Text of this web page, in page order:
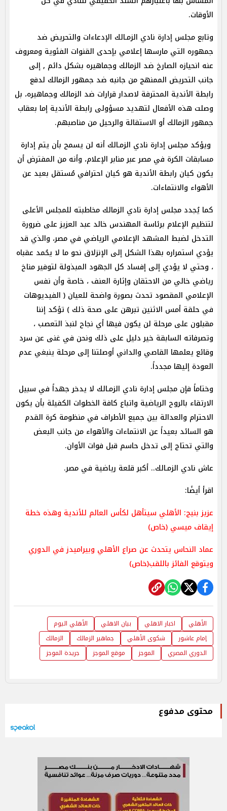
الأوقات.
وتابع مجلس إدارة نادي الزمـالك الإدعاءات والتحريض ضد
جمهوره التي مارسها إعلامي بإحدى القنوات الفئوية ومعروف
عنه انحيازه الصارخ ضد الزمالك وجماهيره بشكل دائم , إلى
جانب التحريض الممنهج من جانبه ضد جمهور الزمالك لدفع
رابطة الأندية المحترفة لاصدار قرارات ضد الزمالك وجماهيره، بل
وصلت هذه الأفعال لتهديد مسؤولى رابطة الأندية إما بعقاب
جمهور الزمالك أو الاستقالة والرحيل من مناصبهم.
ويؤكد مجلس إدارة نادي الزمـالك أنه لن يسمح بأن يتم إدارة
مسابقات الكرة في مصر عبر منابر الإعلام، وأنه من المفترض أن
يكون كيان رابطة الأندية هو كيان احترافي مُستقل بعيد عن
الأهواء والانتماءات.
كما يُجدد مجلس إدارة نادي الزمالك مخاطبته للمجلس الأعلى
لتنظيم الإعلام برئاسة المهندس خالد عبد العزيز على ضرورة
التدخل لضبط المشهد الإعلامي الرياضي في مصر، والذي قد
يؤدي استمراره بهذا الشكل إلى الإنزلاق نحو ما لا يحُمد عقباه
، وحتي لا يؤدي إلى إفساد كل الجهود المبذولة لتوفير مناخ
رياضي خالي من الاحتقان وإثارة العنف ، خاصة وأن نفس
الإعلامي المقصود تحدث بصورة واضحة للعيان ( الفيديوهات
في حلقة أمس الاثنين تبرهن على صحة ذلك ) تؤكد إننا
مقبلون على مرحلة لن يكون فيها أي نجاح لنبذ التعصب ،
وتصرفاته السابقة خير دليل على ذلك ونحن في غنى عن سرد
وقائع يعلمها القاصي والداني أوصلتنا إلى مرحلة ينبغي عدم
العودة إليها مجدداً.
وختاماً فإن مجلس إدارة نادي الزمـالك لا يدخر جهداً في سبيل
الارتقاء بالروح الرياضية واتباع كافة الخطوات الكفيلة بأن يكون
الاحترام والعدالة بين جميع الأطراف في منظومة كرة القدم
هو السائد بعيداً عن الانتماءات والأهواء من جانب البعض
والتي تحتاج إلى تدخل حاسم قبل فوات الأوان.
عاش نادي الزمـالك.. أكبر قلعة رياضية في مصر.
اقرأ أيضًا:
عزيز بنيج: الأهلي سيتأهل لكأس العالم للأندية وهذه خطة
إيقاف ميسي (خاص)
عماد النحاس يتحدث عن صراع الأهلي وبيراميدز في الدوري
ويتوقع الفائز باللقب(خاص)
الأهلي اخبار الاهلي بيان الاهلي
الأهلي اليوم
إمام عاشور
شكوى الأهلي جماهير الزمالك
الزمالك
الدوري المصري
الموجز موقع الموجز جريدة الموجز
محتوى مدفوع